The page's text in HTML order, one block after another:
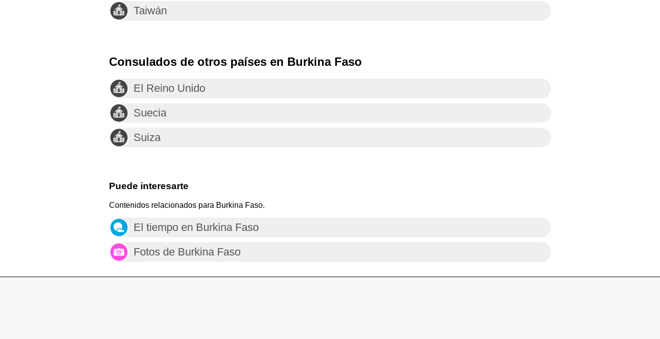
Taiwán
Consulados de otros países en Burkina Faso
El Reino Unido
Suecia
Suiza
Puede interesarte
Contenidos relacionados para Burkina Faso.
El tiempo en Burkina Faso
Fotos de Burkina Faso